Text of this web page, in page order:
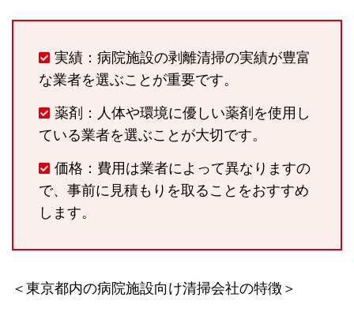
実績：病院施設の剥離清掃の実績が豊富
な業者を選ぶことが重要です。
薬剤：人体や環境に優しい薬剤を使用し
ている業者を選ぶことが大切です。
価格：費用は業者によって異なりますの
で、事前に見積もりを取ることをおすすめ
します。
＜東京都内の病院施設向け清掃会社の特徴＞